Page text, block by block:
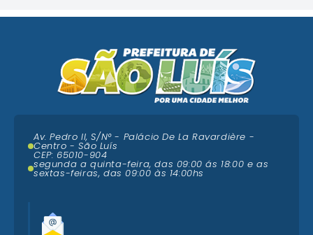
Av. Pedro II, S/N° - Palácio De La Ravardière -
Centro - São Luís
CEP: 65010-904
segunda a quinta-feira, das 09:00 ás 18:00 e as
sextas-feiras, das 09:00 às 14:00hs